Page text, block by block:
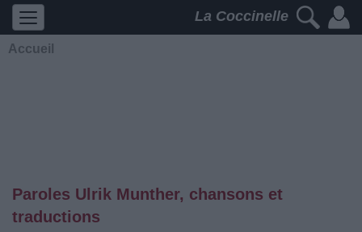
La Coccinelle
Accueil
Paroles Ulrik Munther, chansons et
traductions